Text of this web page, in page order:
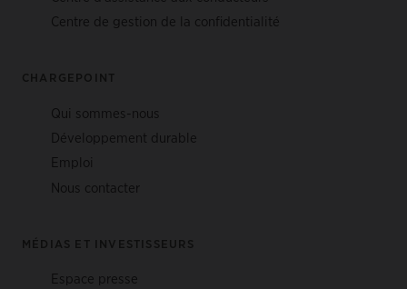
Centre de gestion de la confidentialité
CHARGEPOINT
Qui sommes-nous
Développement durable
Emploi
Nous contacter
MÉDIAS ET INVESTISSEURS
Espace presse